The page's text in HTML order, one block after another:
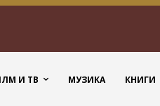
И ТВ МУЗИКА КНИГИ